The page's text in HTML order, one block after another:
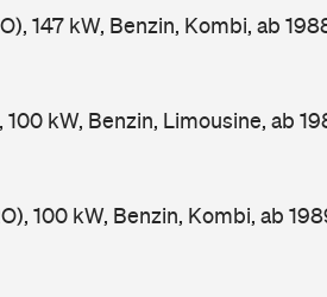
147 kW, Benzin, Kombi, ab
kW, Benzin, Limousine, ab
100 kW, Benzin, Kombi, ab